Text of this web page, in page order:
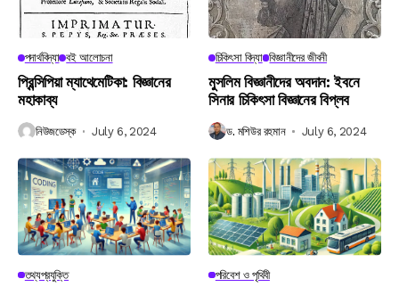
পদার্থবিদ্যা বই আলোচনা
প্রিন্সিপিয়া ম্যাথেমেটিকা: বিজ্ঞানের
মহাকাব্য
নিউজডেস্ক July 6, 2024
চিকিৎসা বিদ্যা বিজ্ঞানীদের জীবনী
মুসলিম বিজ্ঞানীদের অবদান: ইবনে
সিনার চিকিৎসা বিজ্ঞানের বিপ্লব
ড. মশিউর রহমান July 6, 2024
তথ্যপ্রযুক্তি পরিবেশ ও পৃথিবী